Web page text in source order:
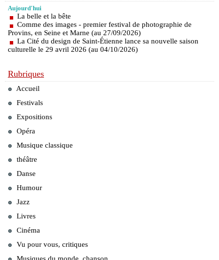
Aujourd'hui
La belle et la bête
Comme des images - premier festival de photographie de
Provins, en Seine et Marne (au 27/09/2026)
La Cité du design de Saint-Étienne lance sa nouvelle saison
culturelle le 29 avril 2026 (au 04/10/2026)
Rubriques
Accueil
Festivals
Expositions
Opéra
Musique classique
théâtre
Danse
Humour
Jazz
Livres
Cinéma
Vu pour vous, critiques